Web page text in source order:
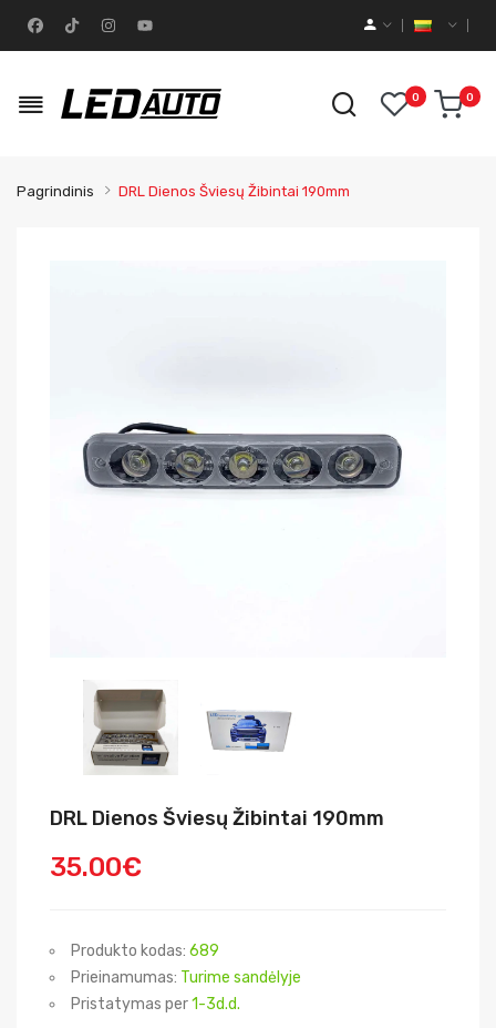
0 0
Pagrindinis DRL Dienos Šviesų Žibintai 190mm
DRL Dienos Šviesų Žibintai 190mm
35.00€
Produkto kodas: 689
Prieinamumas: Turime sandėlyje
Pristatymas per1-3d.d.